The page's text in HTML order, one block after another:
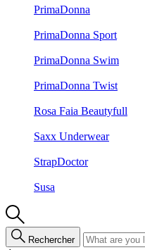
PrimaDonna
PrimaDonna Sport
PrimaDonna Swim
PrimaDonna Twist
Rosa Faia Beautyfull
Saxx Underwear
StrapDoctor
Susa
Rechercher